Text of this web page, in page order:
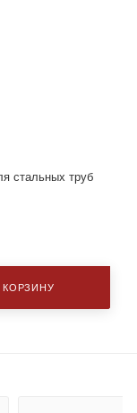
стальных труб
КОРЗИНУ